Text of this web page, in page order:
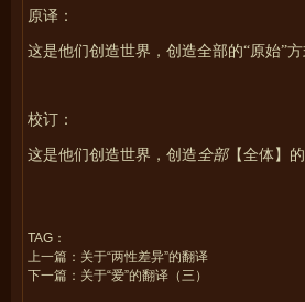
原译：
这是他们创造世界，创造全部的“原始”方
校订：
这是他们创造世界，创造 全部【全体】
TAG：
上一篇： 关于“两性差异”的翻译
下一篇： 关于“爱”的翻译（三）